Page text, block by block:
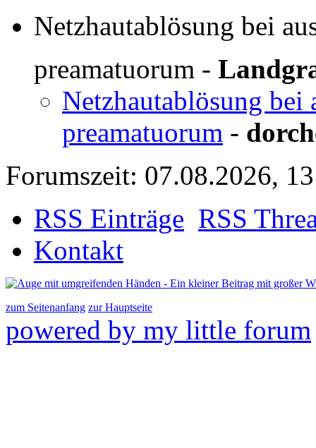
Netzhautablösung bei
preamatuorum -
Netzhautablösung bei
preamatuorum -
Forumszeit: 07.08.2026,
RSS Einträge RSS
Kontakt
zum Seitenanfang zur Hauptseite
powered by my little forum